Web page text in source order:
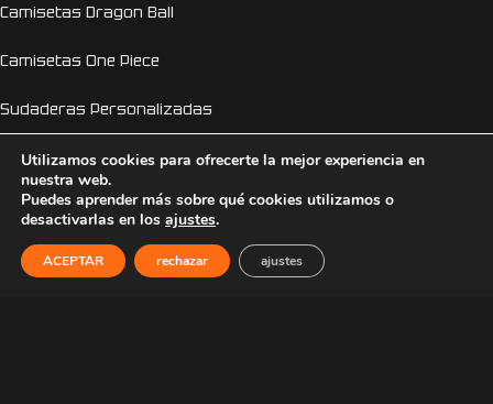
Camisetas Dragon Ball
Camisetas One Piece
Sudaderas Personalizadas
Sudaderas Anime
Sudaderas Pokemon
Sudaderas Naruto
Utilizamos cookies para ofrecerte la mejor experiencia en
nuestra web.
Puedes aprender más sobre qué cookies utilizamos o
desactivarlas en los ajustes.
ACEPTAR rechazar ajustes